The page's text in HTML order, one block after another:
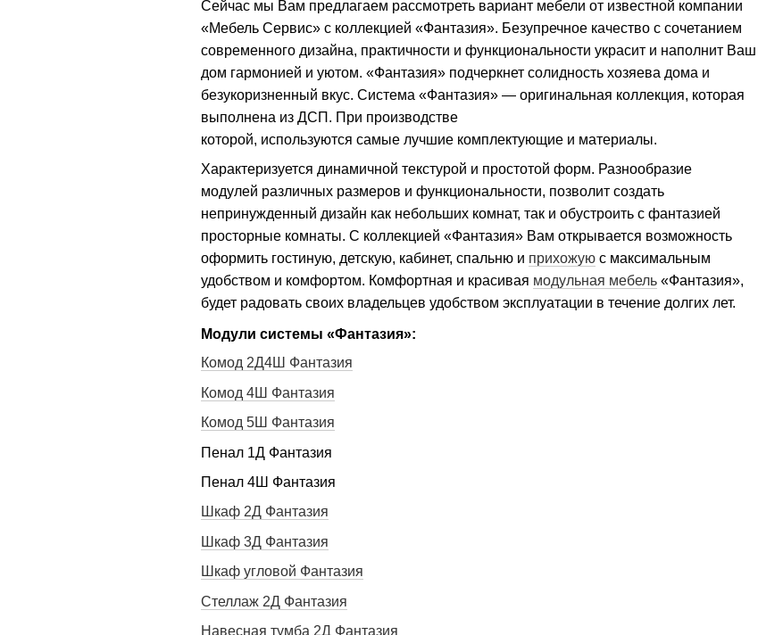
Сейчас мы Вам предлагаем рассмотреть вариант мебели от известной компании
«Мебель Сервис» с коллекцией «Фантазия». Безупречное качество с сочетанием
современного дизайна, практичности и функциональности украсит и наполнит Ваш
дом гармонией и уютом. «Фантазия» подчеркнет солидность хозяева дома и
безукоризненный вкус. Система «Фантазия» — оригинальная коллекция, которая
выполнена из ДСП. При производстве
которой, используются самые лучшие комплектующие и материалы.
Характеризуется динамичной текстурой и простотой форм. Разнообразие
модулей различных размеров и функциональности, позволит создать
непринужденный дизайн как небольших комнат, так и обустроить с фантазией
просторные комнаты. С коллекцией «Фантазия» Вам открывается возможность
оформить гостиную, детскую, кабинет, спальню и прихожую с максимальным
удобством и комфортом. Комфортная и красивая модульная мебель «Фантазия»,
будет радовать своих владельцев удобством эксплуатации в течение долгих лет.
Модули системы «Фантазия»:
Комод 2Д4Ш Фантазия
Комод 4Ш Фантазия
Комод 5Ш Фантазия
Пенал 1Д Фантазия
Пенал 4Ш Фантазия
Шкаф 2Д Фантазия
Шкаф 3Д Фантазия
Шкаф угловой Фантазия
Стеллаж 2Д Фантазия
Навесная тумба 2Д Фантазия